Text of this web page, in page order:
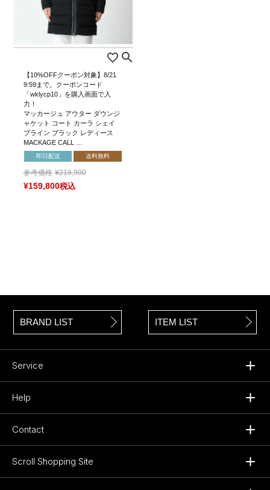
【10%OFFクーポン対象】8/21
9:59まで。クーポンコード
「wklycp10」を購入画面で入
力！
マッカージュ アウター ダウンジ
ャケット コート カーラ シェイ
プライン ブラック レディース
MACKAGE CALL …
即日配送 送料無料
参考価格 ¥218,900
¥159,800税込
BRAND LIST ITEM LIST
Service
Help
Contact
Scroll Shopping Site